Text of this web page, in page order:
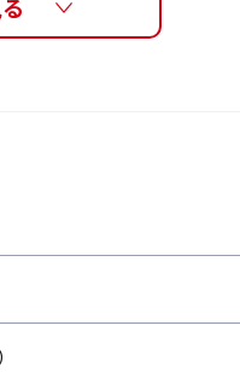
テンプルエンドを内側